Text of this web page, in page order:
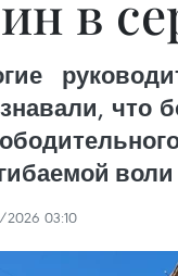
в
что
03:10